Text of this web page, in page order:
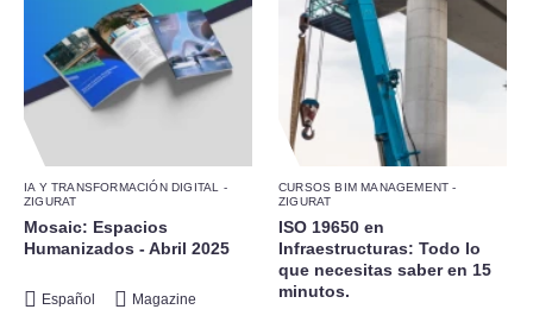
IA Y TRANSFORMACIÓN DIGITAL -
ZIGURAT
Mosaic: Espacios
Humanizados - Abril 2025
Español Magazine
CURSOS BIM MANAGEMENT -
ZIGURAT
ISO 19650 en
Infraestructuras: Todo lo
que necesitas saber en 15
minutos.